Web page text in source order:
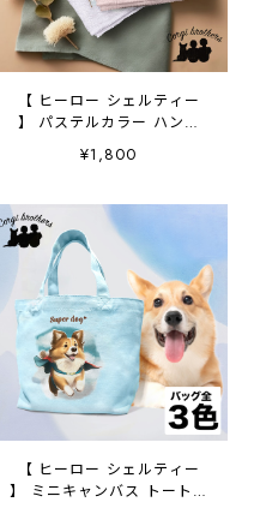
【 ヒーロー シェルティー
】 パステルカラー ハンカ
チ 2枚セット 犬 ペッ
ト うちの子 プレゼント
¥1,800
【 ヒーロー シェルティー
】 ミニキャンバス トートバ